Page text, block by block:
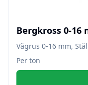
Bergkross 0-16
Vägrus 0-16 mm,
Per ton